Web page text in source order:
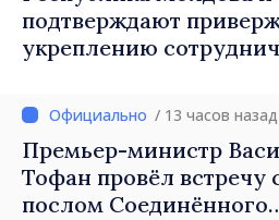
подтверждают
укреплению
/ 13 часов назад
Премьер-министр
Тофан провёл встречу
послом Соединённого